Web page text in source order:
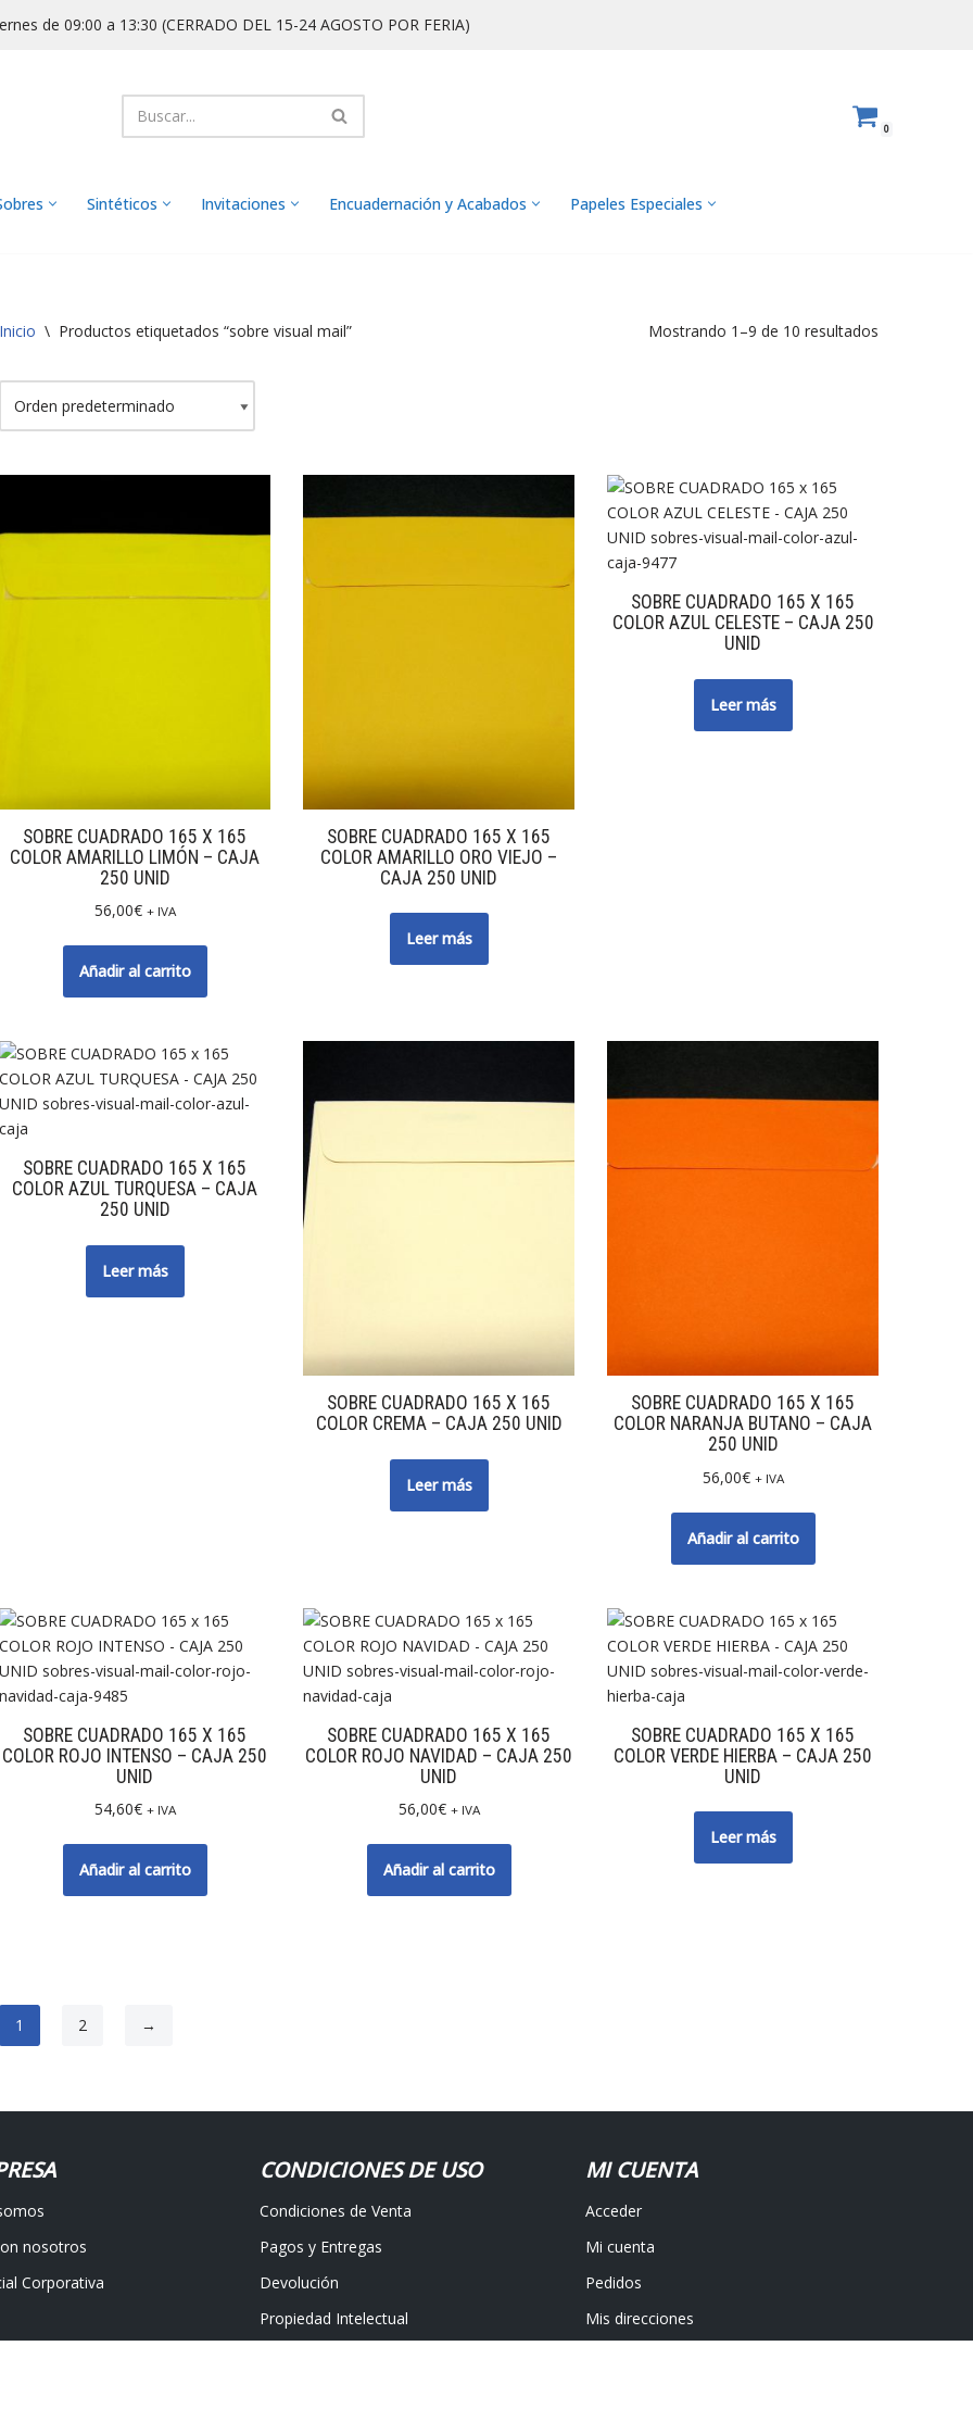
de 09:00 a 13:30 (CERRADO DEL 15-24 AGOSTO POR FERIA)
0
Sintéticos Invitaciones Encuadernación y Acabados
Papeles Especiales
Inicio \ Productos etiquetados “sobre visual mail” Mostrando 1–9 de 10 resultados
SOBRE CUADRADO 165 X 165
COLOR AMARILLO LIMÓN – CAJA
250 UNID
56,00€ + IVA
Añadir al carrito
SOBRE CUADRADO 165 X 165
COLOR AMARILLO ORO VIEJO –
CAJA 250 UNID
Leer más
SOBRE CUADRADO 165 X 165
COLOR AZUL CELESTE – CAJA 250
UNID
Leer más
SOBRE CUADRADO 165 X 165
COLOR AZUL TURQUESA – CAJA
250 UNID
Leer más
SOBRE CUADRADO 165 X 165
COLOR CREMA – CAJA 250 UNID
Leer más
SOBRE CUADRADO 165 X 165
COLOR NARANJA BUTANO – CAJA
250 UNID
56,00€ + IVA
Añadir al carrito
SOBRE CUADRADO 165 X 165
COLOR ROJO INTENSO – CAJA 250
UNID
54,60€ + IVA
Añadir al carrito
SOBRE CUADRADO 165 X 165
COLOR ROJO NAVIDAD – CAJA 250
UNID
56,00€ + IVA
Añadir al carrito
SOBRE CUADRADO 165 X 165
COLOR VERDE HIERBA – CAJA 250
UNID
Leer más
1 2 →
nosotros
Corporativa
CONDICIONES DE USO
Condiciones de Venta
Pagos y Entregas
Devolución
Propiedad Intelectual
MI CUENTA
Acceder
Mi cuenta
Pedidos
Mis direcciones